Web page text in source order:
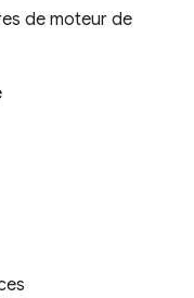
de moteur de